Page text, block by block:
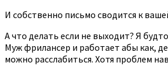
И собственно письмо сводится к
А что делать если не выходит? Я
Муж фрилансер и работает абы как,
можно расслабиться. Хотя проблем